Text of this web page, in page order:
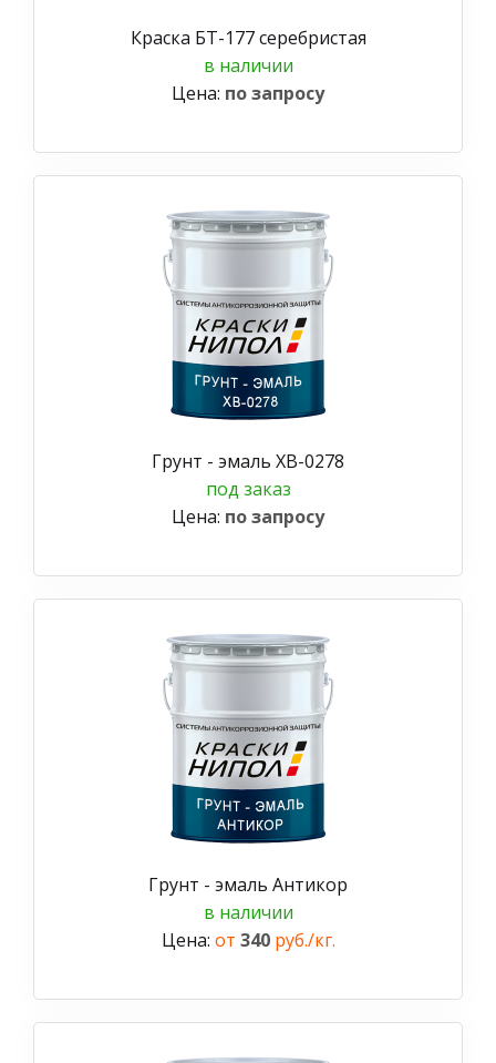
Краска БТ-177 серебристая
в наличии
Цена: по запросу
Грунт - эмаль ХВ-0278
под заказ
Цена: по запросу
Грунт - эмаль Антикор
в наличии
Цена: от 340руб./кг.